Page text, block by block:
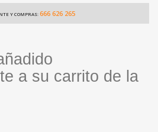
Y COMPRAS:666 626 265
a su carrito de la